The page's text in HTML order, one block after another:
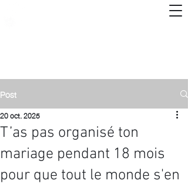
Post
T’as pas organisé ton
mariage pendant 18 mois
pour que tout le monde s'en
20 oct. 2025